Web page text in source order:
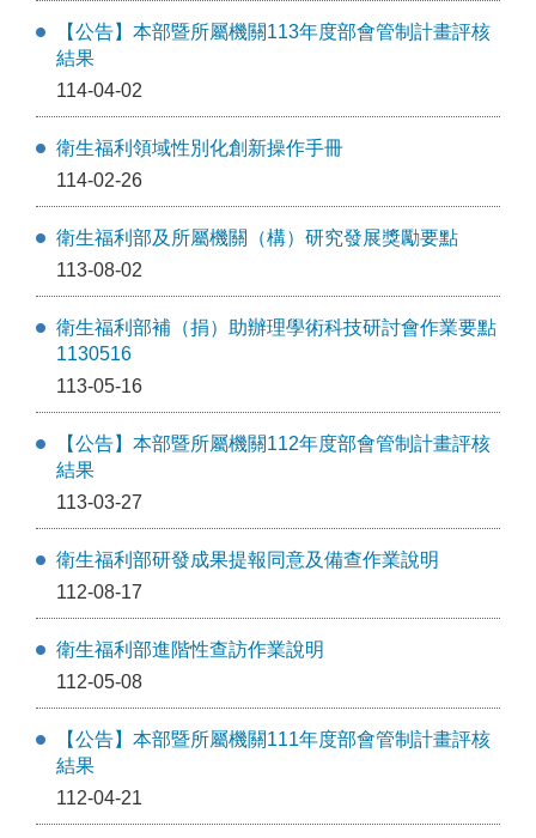
【公告】本部暨所屬機關113年度部會管制計畫評核
結果
114-04-02
衛生福利領域性別化創新操作手冊
114-02-26
衛生福利部及所屬機關（構）研究發展獎勵要點
113-08-02
衛生福利部補（捐）助辦理學術科技研討會作業要點
1130516
113-05-16
【公告】本部暨所屬機關112年度部會管制計畫評核
結果
113-03-27
衛生福利部研發成果提報同意及備查作業說明
112-08-17
衛生福利部進階性查訪作業說明
112-05-08
【公告】本部暨所屬機關111年度部會管制計畫評核
結果
112-04-21